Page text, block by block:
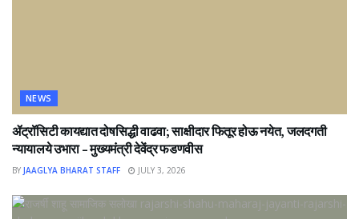
NEWS
ॲट्रॉसिटी कायद्यात दोषसिद्धी वाढवा; साक्षीदार फितूर होऊ नयेत, जलदगती
न्यायालये उभारा – मुख्यमंत्री देवेंद्र फडणवीस
BY JAAGLYA BHARAT STAFF JULY 3, 2026